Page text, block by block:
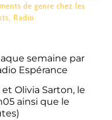
de genre chez les
, Radio
semaine par
Espérance
Olivia Sarton, le
ainsi que le